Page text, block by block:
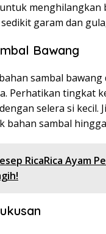
menghilangkan
garam dan
Bawang
sambal bawang
Perhatikan tingkat
selera si kecil.
bahan sambal
RicaRica Ayam